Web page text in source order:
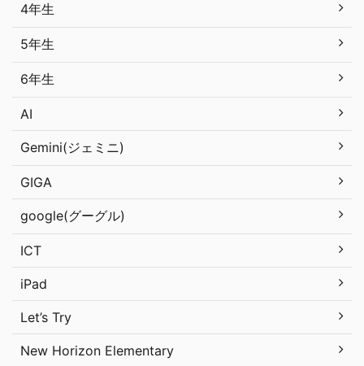
4年生
5年生
6年生
AI
Gemini(ジェミニ)
GIGA
google(グーグル)
ICT
iPad
Let’s Try
New Horizon Elementary